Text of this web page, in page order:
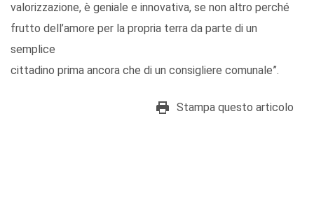
valorizzazione, è geniale e innovativa, se non altro perché
frutto dell’amore per la propria terra da parte di un
semplice
cittadino prima ancora che di un consigliere comunale”.
Stampa questo articolo